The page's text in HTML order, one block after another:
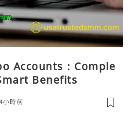
Accounts : Comple
Benefits
小時前